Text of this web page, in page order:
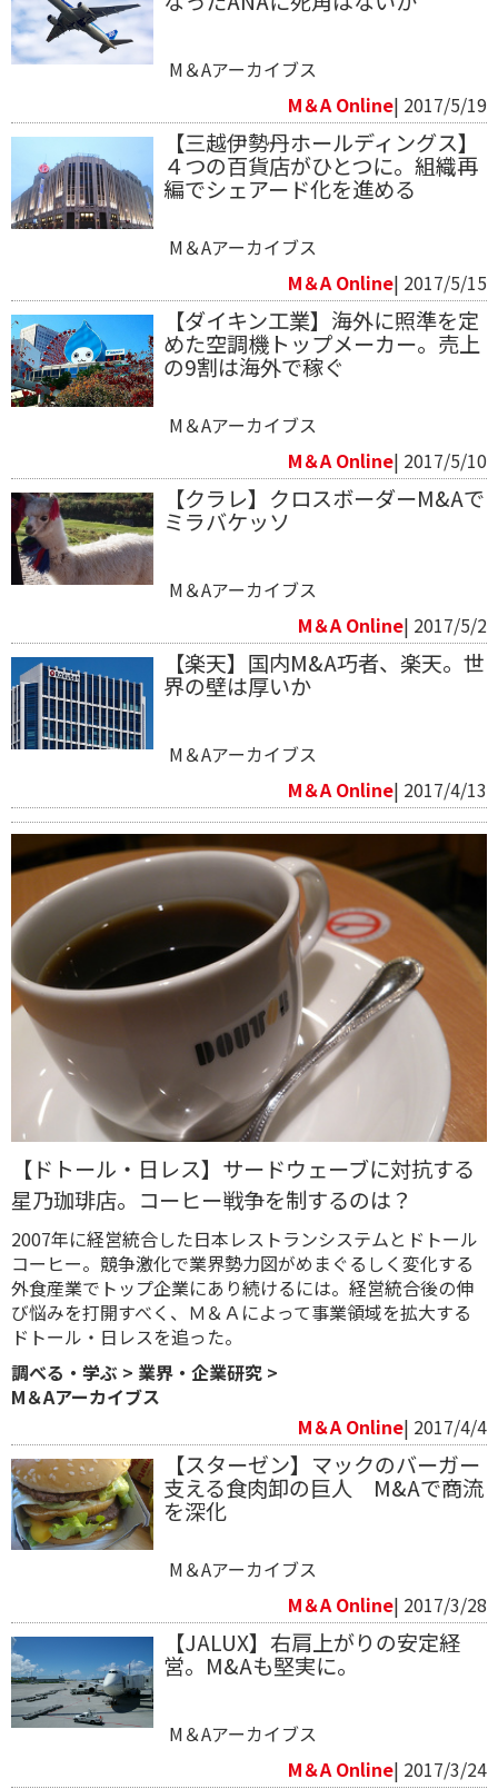
M＆Aアーカイブス
M＆A Online| 2017/5/19
【三越伊勢丹ホールディングス】
４つの百貨店がひとつに。組織再
編でシェアード化を進める
M＆Aアーカイブス
M＆A Online| 2017/5/15
【ダイキン工業】海外に照準を定
めた空調機トップメーカー。売上
の9割は海外で稼ぐ
M＆Aアーカイブス
M＆A Online| 2017/5/10
【クラレ】クロスボーダーM&Aで
ミラバケッソ
M＆Aアーカイブス
M＆A Online| 2017/5/2
【楽天】国内M&A巧者、楽天。世
界の壁は厚いか
M＆Aアーカイブス
M＆A Online| 2017/4/13
【ドトール・日レス】サードウェーブに対抗する
星乃珈琲店。コーヒー戦争を制するのは？
2007年に経営統合した日本レストランシステムとドトール
コーヒー。競争激化で業界勢力図がめまぐるしく変化する
外食産業でトップ企業にあり続けるには。経営統合後の伸
び悩みを打開すべく、Ｍ＆Ａによって事業領域を拡大する
ドトール・日レスを追った。
調べる・学ぶ > 業界・企業研究 >
M＆Aアーカイブス
M＆A Online| 2017/4/4
【スターゼン】マックのバーガー
支える食肉卸の巨人 M&Aで商流
を深化
M＆Aアーカイブス
M＆A Online| 2017/3/28
【JALUX】右肩上がりの安定経
営。M&Aも堅実に。
M＆Aアーカイブス
M＆A Online| 2017/3/24